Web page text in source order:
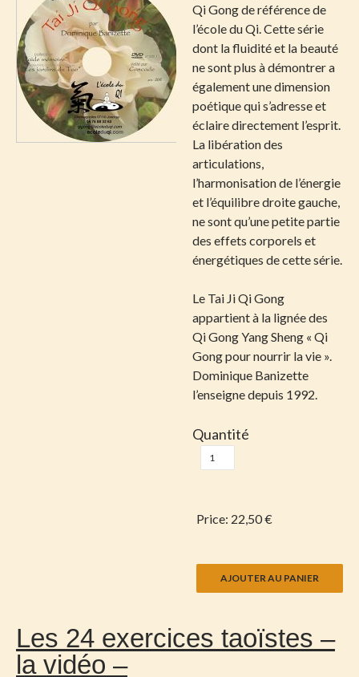
Qi Gong de référence de
l’école du Qi. Cette série
dont la fluidité et la beauté
ne sont plus à démontrer a
également une dimension
poétique qui s’adresse et
éclaire directement l’esprit.
La libération des
articulations,
l’harmonisation de l’énergie
et l’équilibre droite gauche,
ne sont qu’une petite partie
des effets corporels et
énergétiques de cette série.
Le Tai Ji Qi Gong
appartient à la lignée des
Qi Gong Yang Sheng « Qi
Gong pour nourrir la vie ».
Dominique Banizette
l’enseigne depuis 1992.
Quantité
Price: 22,50 €
Les 24 exercices taoïstes –
la vidéo –